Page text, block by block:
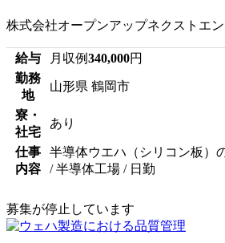
株式会社オープンアップネクストエ
給与 月収例340,000円
勤務
地
山形県 鶴岡市
寮・
社宅
あり
仕事
内容
半導体ウエハ（シリコン板）
/ 半導体工場 / 日勤
募集が停止しています